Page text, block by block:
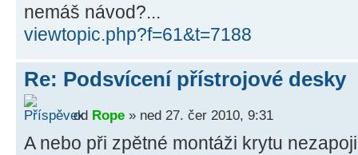
nemáš návod?...
viewtopic.php?f=61&t=7188
Re: Podsvícení přístrojové desky
od Rope » ned 27. čer 2010, 9:31
A nebo při zpětné montáži krytu